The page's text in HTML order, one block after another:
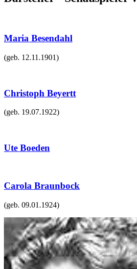
Maria Besendahl
(geb. 12.11.1901)
Christoph Beyertt
(geb. 19.07.1922)
Ute Boeden
Carola Braunbock
(geb. 09.01.1924)